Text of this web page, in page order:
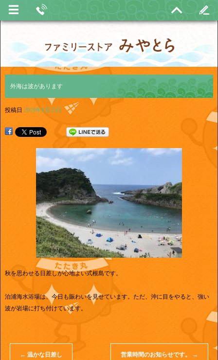
外海は波があります
投稿日 2019年8月25日
秋を思わせる日差しが心地よい式根島です。
泊浦海水浴場は、今日も賑わいを見せています。ただ、沖に目をやると、強い
波が岩場に打ち付けています。
← 温かな日差し 営業時間のお知らせです。 →